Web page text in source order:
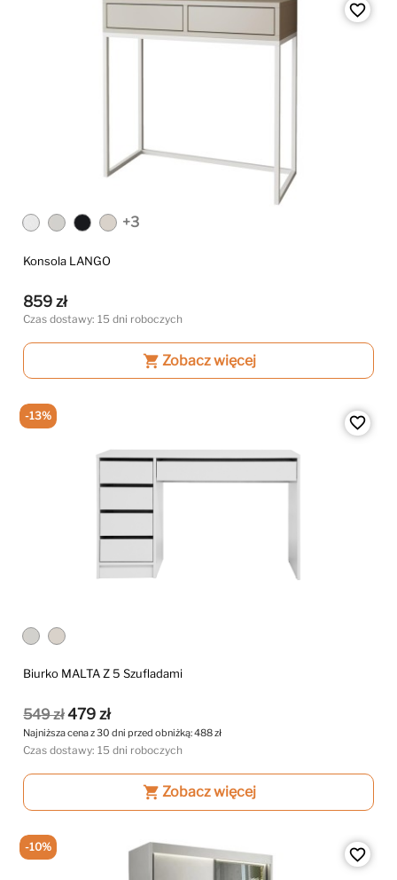
favorite_border
+3
Konsola LANGO
859 zł
Czas dostawy: 15 dni roboczych
shopping_cart Zobacz więcej
favorite_border
Biurko MALTA Z 5 Szufladami
549 zł 479 zł
Najniższa cena z 30 dni przed obniżką:488 zł
Czas dostawy: 15 dni roboczych
shopping_cart Zobacz więcej
-13%
favorite_border
-10%